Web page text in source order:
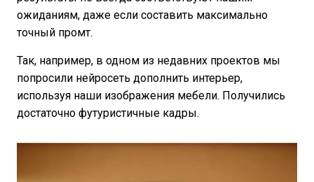
ожиданиям, даже если составить максимально
точный промт.
Так, например, в одном из недавних проектов мы
попросили нейросеть дополнить интерьер,
используя наши изображения мебели. Получились
достаточно футуристичные кадры.